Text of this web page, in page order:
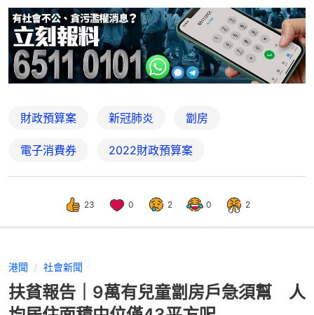
財政預算案 新冠肺炎 劏房
電子消費券 2022財政預算案
23 0 2 0 2
港聞 社會新聞
扶貧報告｜9萬有兒童劏房戶急須幫 人